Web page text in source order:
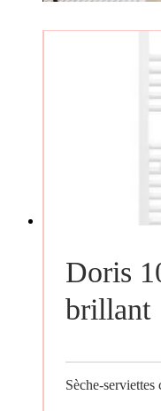
Doris
brillant
Sèche-serviettes